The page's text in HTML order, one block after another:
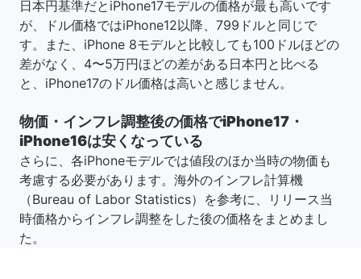
日本円基準だとiPhone17モデルの価格が最も高いです
が、ドル価格ではiPhone12以降、799ドルと同じで
す。また、iPhone 8モデルと比較しても100ドルほどの
差がなく、4〜5万円ほどの差がある日本円と比べる
と、iPhone17のドル価格は高いと感じません。
物価・インフレ調整後の価格でiPhone17・
iPhone16は安くなっている
さらに、各iPhoneモデルでは値段のほか当時の物価も
考慮する必要があります。海外のインフレ計算機
（Bureau of Labor Statistics）を参考に、リリース当
時価格からインフレ調整をした後の価格をまとめまし
た。